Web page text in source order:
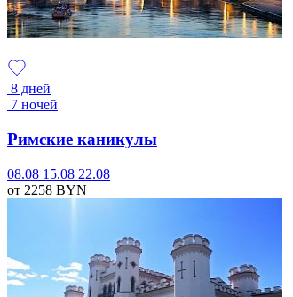
8 дней
7 ночей
Римские каникулы
08.08 15.08 22.08
от 2258 BYN